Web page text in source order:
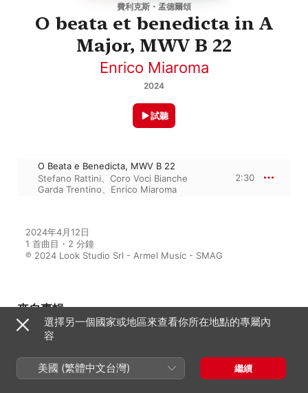
費利克斯・孟德爾頌
O beata et benedicta in A
Major, MWV B 22
Enrico Miaroma
2024
試聽
O Beata e Benedicta, MWV B 22
Stefano Rattini
Coro Voci Bianche
Garda Trentino
Enrico Miaroma
2:30
2024年4月12日
1 首曲目・2 分鐘
℗ 2024 Look Studio Srl - Armel Music - SMAG
來自專輯
La voce è una forza
Coro Voci Bianche Garda Trentino
選擇另一個國家或地區來查看你所在地點的專屬內
容
美國 (繁體中文台灣) 繼續